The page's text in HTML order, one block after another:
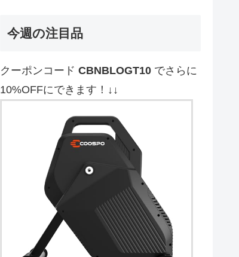
今週の注目品
クーポンコード CBNBLOGT10 でさらに
10%OFFにできます！↓↓